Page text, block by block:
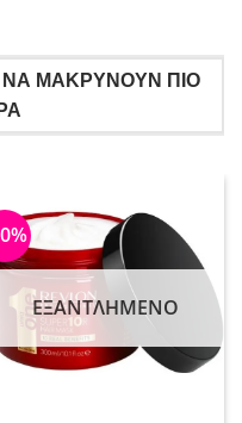
ΜΑΚΡΥΝΟΥΝ ΠΙΟ
ΕΞΑΝΤΛΗΜΈΝΟ